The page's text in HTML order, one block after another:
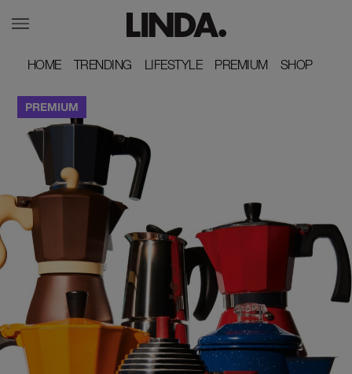
HOME
HOME TRENDING
TRENDING LIFESTYLE
LIFESTYLE PREMIUM
PREMIUM SHOP
SHOP